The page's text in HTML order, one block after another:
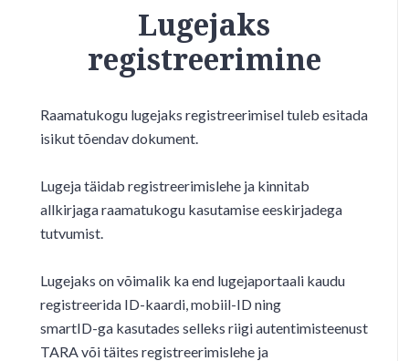
Lugejaks
registreerimine
Raamatukogu lugejaks registreerimisel tuleb esitada
isikut tõendav dokument.
Lugeja täidab registreerimislehe ja kinnitab
allkirjaga raamatukogu kasutamise eeskirjadega
tutvumist.
Lugejaks on võimalik ka end lugejaportaali kaudu
registreerida ID-kaardi, mobiil-ID ning
smartID-ga kasutades selleks riigi autentimisteenust
TARA või täites registreerimislehe ja